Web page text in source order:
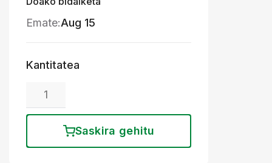
Emate:Aug 15
Kantitatea
Saskira gehitu